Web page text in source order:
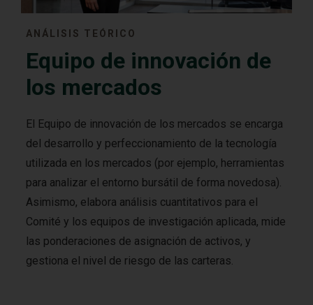
ANÁLISIS TEÓRICO
Equipo de innovación de
los mercados
El Equipo de innovación de los mercados se encarga
del desarrollo y perfeccionamiento de la tecnología
utilizada en los mercados (por ejemplo, herramientas
para analizar el entorno bursátil de forma novedosa).
Asimismo, elabora análisis cuantitativos para el
Comité y los equipos de investigación aplicada, mide
las ponderaciones de asignación de activos, y
gestiona el nivel de riesgo de las carteras.